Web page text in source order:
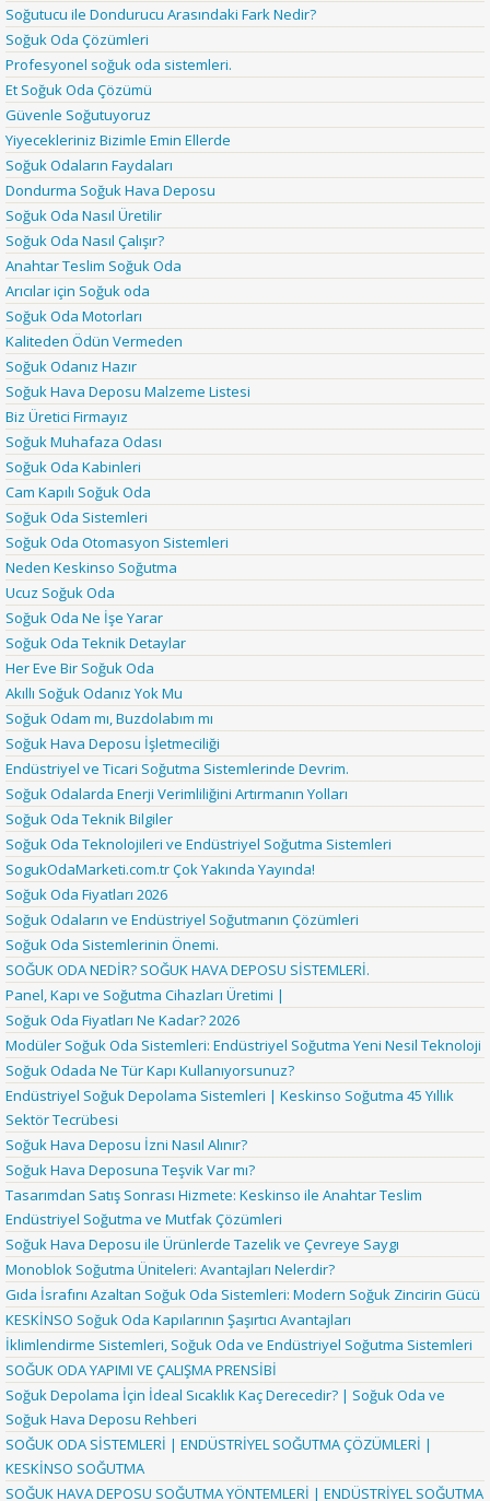
Soğutucu ile Dondurucu Arasındaki Fark Nedir?
Soğuk Oda Çözümleri
Profesyonel soğuk oda sistemleri.
Et Soğuk Oda Çözümü
Güvenle Soğutuyoruz
Yiyecekleriniz Bizimle Emin Ellerde
Soğuk Odaların Faydaları
Dondurma Soğuk Hava Deposu
Soğuk Oda Nasıl Üretilir
Soğuk Oda Nasıl Çalışır?
Anahtar Teslim Soğuk Oda
Arıcılar için Soğuk oda
Soğuk Oda Motorları
Kaliteden Ödün Vermeden
Soğuk Odanız Hazır
Soğuk Hava Deposu Malzeme Listesi
Biz Üretici Firmayız
Soğuk Muhafaza Odası
Soğuk Oda Kabinleri
Cam Kapılı Soğuk Oda
Soğuk Oda Sistemleri
Soğuk Oda Otomasyon Sistemleri
Neden Keskinso Soğutma
Ucuz Soğuk Oda
Soğuk Oda Ne İşe Yarar
Soğuk Oda Teknik Detaylar
Her Eve Bir Soğuk Oda
Akıllı Soğuk Odanız Yok Mu
Soğuk Odam mı, Buzdolabım mı
Soğuk Hava Deposu İşletmeciliği
Endüstriyel ve Ticari Soğutma Sistemlerinde Devrim.
Soğuk Odalarda Enerji Verimliliğini Artırmanın Yolları
Soğuk Oda Teknik Bilgiler
Soğuk Oda Teknolojileri ve Endüstriyel Soğutma Sistemleri
SogukOdaMarketi.com.tr Çok Yakında Yayında!
Soğuk Oda Fiyatları 2026
Soğuk Odaların ve Endüstriyel Soğutmanın Çözümleri
Soğuk Oda Sistemlerinin Önemi.
SOĞUK ODA NEDİR? SOĞUK HAVA DEPOSU SİSTEMLERİ.
Panel, Kapı ve Soğutma Cihazları Üretimi |
Soğuk Oda Fiyatları Ne Kadar? 2026
Modüler Soğuk Oda Sistemleri: Endüstriyel Soğutma Yeni Nesil Teknoloji
Soğuk Odada Ne Tür Kapı Kullanıyorsunuz?
Endüstriyel Soğuk Depolama Sistemleri | Keskinso Soğutma 45 Yıllık
Sektör Tecrübesi
Soğuk Hava Deposu İzni Nasıl Alınır?
Soğuk Hava Deposuna Teşvik Var mı?
Tasarımdan Satış Sonrası Hizmete: Keskinso ile Anahtar Teslim
Endüstriyel Soğutma ve Mutfak Çözümleri
Soğuk Hava Deposu ile Ürünlerde Tazelik ve Çevreye Saygı
Monoblok Soğutma Üniteleri: Avantajları Nelerdir?
Gıda İsrafını Azaltan Soğuk Oda Sistemleri: Modern Soğuk Zincirin Gücü
KESKİNSO Soğuk Oda Kapılarının Şaşırtıcı Avantajları
İklimlendirme Sistemleri, Soğuk Oda ve Endüstriyel Soğutma Sistemleri
SOĞUK ODA YAPIMI VE ÇALIŞMA PRENSİBİ
Soğuk Depolama İçin İdeal Sıcaklık Kaç Derecedir? | Soğuk Oda ve
Soğuk Hava Deposu Rehberi
SOĞUK ODA SİSTEMLERİ | ENDÜSTRİYEL SOĞUTMA ÇÖZÜMLERİ |
KESKİNSO SOĞUTMA
SOĞUK HAVA DEPOSU SOĞUTMA YÖNTEMLERİ | ENDÜSTRİYEL SOĞUTMA